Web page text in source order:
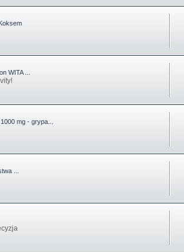
WITA ...
mg - grypa...
...